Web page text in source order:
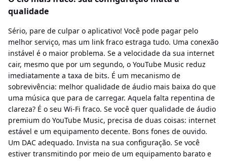
qualidade
Sério, pare de culpar o aplicativo! Você pode pagar pelo
melhor serviço, mas um link fraco estraga tudo. Uma conexão
instável é o maior problema. Se a velocidade da sua internet
cair, mesmo que por um segundo, o YouTube Music reduz
imediatamente a taxa de bits. É um mecanismo de
sobrevivência: melhor qualidade de áudio mais baixa do que
uma música que para de carregar. Aquela falta repentina de
clareza? É o seu Wi-Fi fraco. Se você quer qualidade de áudio
premium do YouTube Music, precisa de duas coisas: internet
estável e um equipamento decente. Bons fones de ouvido.
Um DAC adequado. Invista na sua configuração. Se você
estiver transmitindo por meio de um equipamento barato e